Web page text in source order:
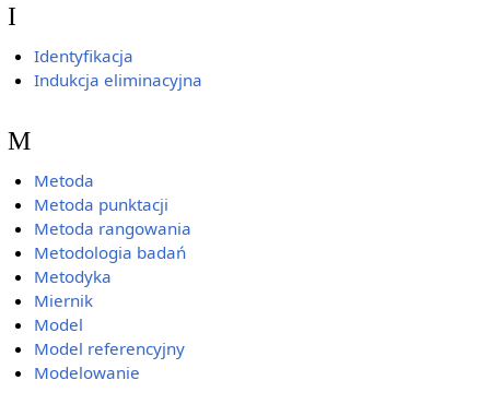
I
Identyfikacja
Indukcja eliminacyjna
M
Metoda
Metoda punktacji
Metoda rangowania
Metodologia badań
Metodyka
Miernik
Model
Model referencyjny
Modelowanie